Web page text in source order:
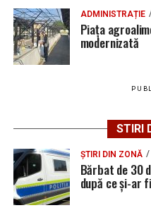
ce și-ar fi agresat și
acestuia pentru 24 de
aspectul săvârșirii
distrugere.
Urmărește Ziarul
ADMINISTRAȚIE
Piața
modernizată
STIRI
ȘTIRI DIN ZONĂ
Bărbat de 30
după ce și-ar